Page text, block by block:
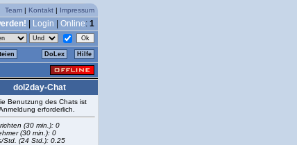
Team | Kontakt | Impressum
Login Online: 1
DoLex Hilfe
dol2day-Chat
Benutzung des Chats ist
erforderlich.
(30 min.): 0
(30 min.): 0
Std. (24 Std.): 0.25